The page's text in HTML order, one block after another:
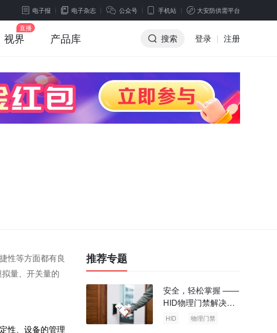
电子报 电子杂志 公众号 手机站 大安防供需平台
视界 产品库 搜索 登录 | 注册
性等方面都有良
量、开关量的
性、设备的管理
推荐专题
安全，轻松掌握 ——
HID物理门禁解决方
案，启动智慧安全新
HID 物理门禁